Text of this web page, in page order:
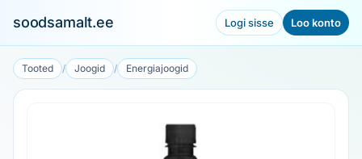
soodsamalt.ee Logi sisse Loo konto
Tooted / Joogid / Energiajoogid